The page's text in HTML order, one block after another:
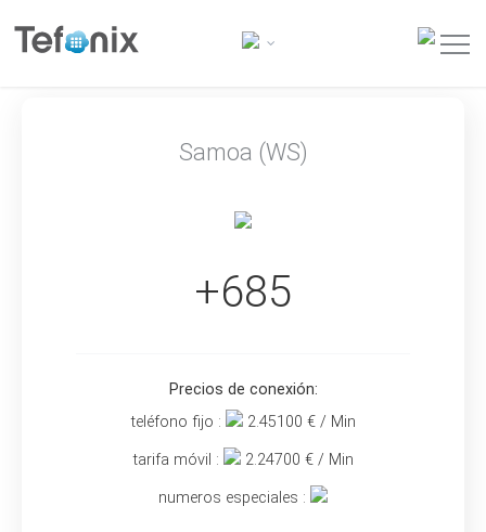
Samoa (WS)
+685
Precios de conexión:
teléfono fijo :
2.45100 € / Min
tarifa móvil : 2.24700 € / Min
numeros especiales :